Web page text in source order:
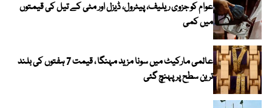
عوام کو جزوی ریلیف، پیٹرول، ڈیزل اور مٹی کے تیل کی قیمتوں
میں کمی
عالمی مارکیٹ میں سونا مزید مہنگا ، قیمت 7 ہفتوں کی بلند
ترین سطح پر پہنچ گئی